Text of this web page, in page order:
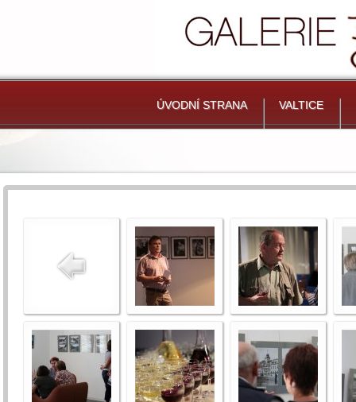
ÚVODNÍ STRANA VALTICE